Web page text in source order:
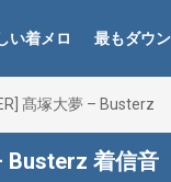
い着メロ 最もダウ
髙塚大夢 – Busterz
Busterz 着信音